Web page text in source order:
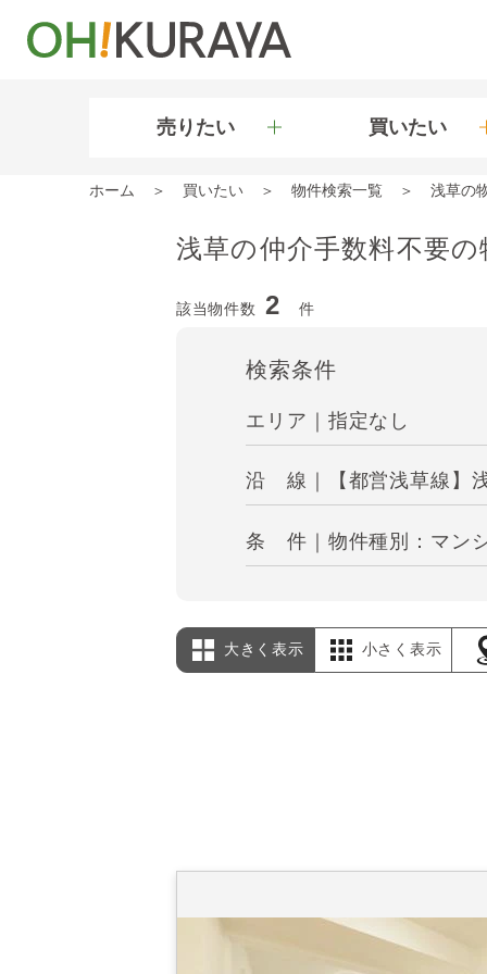
売りたい 買いたい
ホーム 買いたい 物件検索一覧 浅草の
浅草の仲介手数料不要の
該当物件数 2 件
検索条件
エリア｜指定なし
沿 線｜【都営浅草線】
条 件｜物件種別：マン
大きく表示 小さく表示